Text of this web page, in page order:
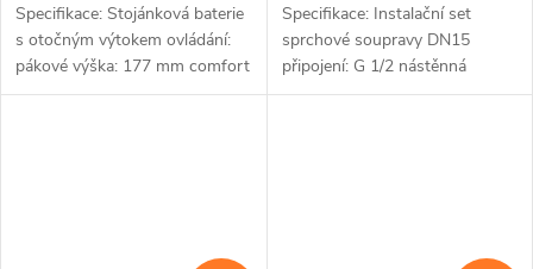
Specifikace: Stojánková baterie
s otočným výtokem ovládání:
pákové výška: 177 mm comfort
zone: 92 mm délka výtoku: 133
Specifikace: Instalační set
sprchové soupravy DN15
připojení: G 1/2 nástěnná
instalace pro kompletní